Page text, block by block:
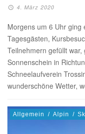
4. März 2020
Morgens um 6 Uhr ging
Tagesgästen,
Teilnehmern gefüllt
Sonnenschein in
Schneelaufverein
wunderschöne Wetter,
Allgemein / Alpin /